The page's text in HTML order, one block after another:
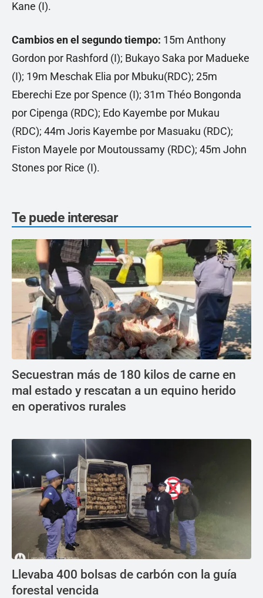
Kane (I).
Cambios en el segundo tiempo: 15m Anthony
Gordon por Rashford (I); Bukayo Saka por Madueke
(I); 19m Meschak Elia por Mbuku(RDC); 25m
Eberechi Eze por Spence (I); 31m Théo Bongonda
por Cipenga (RDC); Edo Kayembe por Mukau
(RDC); 44m Joris Kayembe por Masuaku (RDC);
Fiston Mayele por Moutoussamy (RDC); 45m John
Stones por Rice (I).
Te puede interesar
Secuestran más de 180 kilos de carne en
mal estado y rescatan a un equino herido
en operativos rurales
Llevaba 400 bolsas de carbón con la guía
forestal vencida